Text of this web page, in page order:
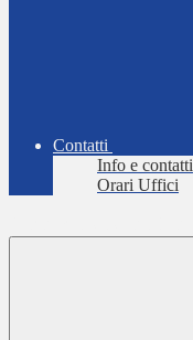
Contatti
Info e contatti
Orari Uffici